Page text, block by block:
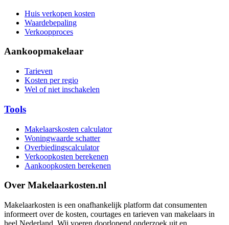
Huis verkopen kosten
Waardebepaling
Verkoopproces
Aankoopmakelaar
Tarieven
Kosten per regio
Wel of niet inschakelen
Tools
Makelaarskosten calculator
Woningwaarde schatter
Overbiedingscalculator
Verkoopkosten berekenen
Aankoopkosten berekenen
Over Makelaarkosten.nl
Makelaarkosten is een onafhankelijk platform dat consumenten
informeert over de kosten, courtages en tarieven van makelaars in
heel Nederland. Wij voeren doorlopend onderzoek uit en